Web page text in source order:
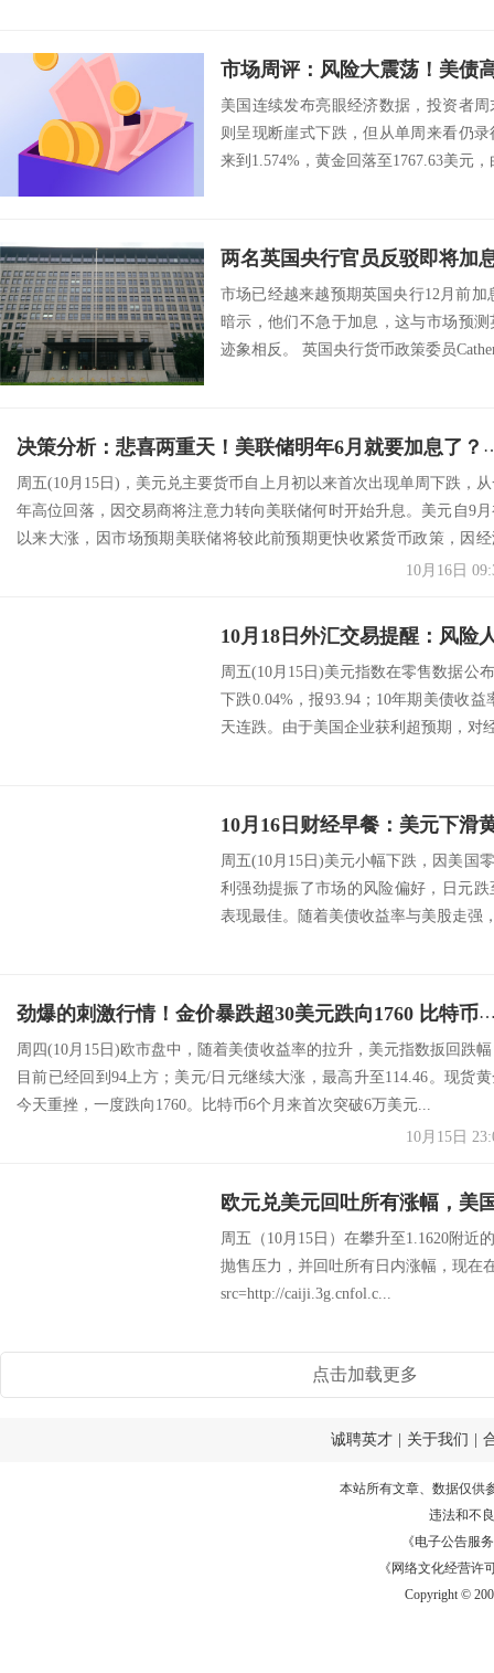
美国连续发布亮眼经济数据，投资者
则呈现断崖式下跌，但从单周来看仍
来到1.574%，黄金回落至1767.63美元
两名英国央行官员反驳即将加
市场已经越来越预期英国央行12月前
暗示，他们不急于加息，这与市场预
迹象相反。 英国央行货币政策委员
决策分析：悲喜两重天！美联储明年6月就要
周五(10月15日)，美元兑主要货币自上月初以来首次出现单周下跌，
年高位回落，因交易商将注意力转向美联储何时开始升息。美元自9
以来大涨，因市场预期美联储将较此前预期更快收紧货币政策，因
10月16日
周五(10月15日)美元指数在零售数据公
下跌0.04%，报93.94；10年期美债收
天连跌。由于美国企业获利超预期，对
周五(10月15日)美元小幅下跌，因美国
利强劲提振了市场的风险偏好，日元
表现最佳。随着美债收益率与美股走强
劲爆的刺激行情！金价暴跌超30美元跌向1760 比特币冲
周四(10月15日)欧市盘中，随着美债收益率的拉升，美元指数扳回跌
目前已经回到94上方；美元/日元继续大涨，最高升至114.46。现货
今天重挫，一度跌向1760。比特币6个月来首次突破6万美元...
10月15日
欧元兑美元回吐所有涨幅，美
周五（10月15日）在攀升至1.1620附近
抛售压力，并回吐所有日内涨幅，现在
src=http://caiji.3g.cnfol.c...
点击加载更多
诚聘英才 关于我们
本站所有文章、数据仅供
违法和不
《电子公告服务
《网络文化经营许
Copyright ©